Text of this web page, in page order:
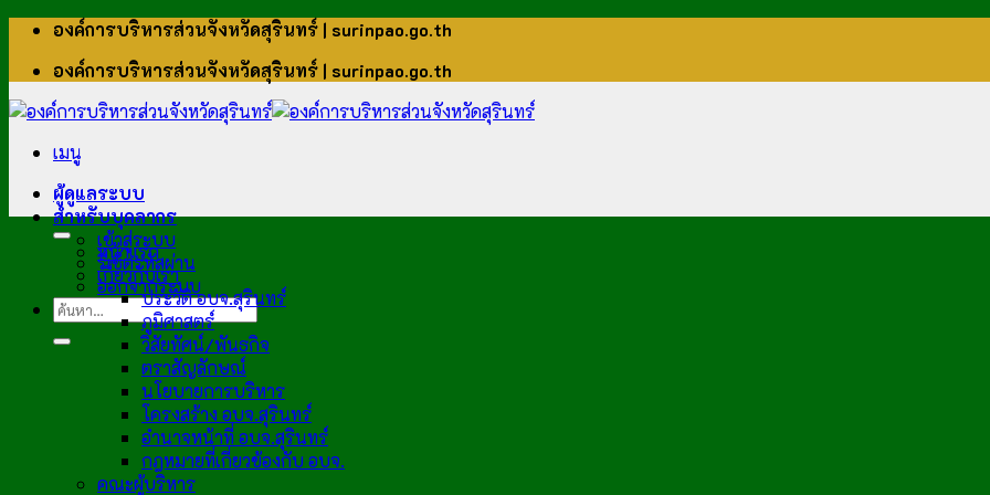
ข้าม
เนื้อหา
องค์การบริหารส่วนจังหวัดสุรินทร์ | surinpao.go.th
องค์การบริหารส่วนจังหวัดสุรินทร์ | surinpao.go.th
เมนู
ผู้ดูแลระบบ
สำหรับบุคลากร
เข้าสู่ระบบ
รีเซ็ตรหัสผ่าน
ออกจากระบบ
หน้าแรก
เกี่ยวกับเรา
ประวัติ อบจ.สุรินทร์
ภูมิศาสตร์
วิสัยทัศน์/พันธกิจ
ตราสัญลักษณ์
นโยบายการบริหาร
โครงสร้าง อบจ.สุรินทร์
อำนาจหน้าที่ อบจ.สุรินทร์
กฎหมายที่เกี่ยวข้องกับ อบจ.
คณะผู้บริหาร